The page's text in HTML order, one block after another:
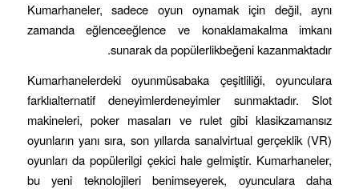
Kumarhaneler, sadece oyun oynamak için değil, aynı
zamanda eğlenceeğlence ve konaklamakalma imkanı
sunarak da popülerlikbeğeni kazanmaktadır.
Kumarhanelerdeki oyunmüsabaka çeşitliliği, oyunculara
farklıalternatif deneyimlerdeneyimler sunmaktadır. Slot
makineleri, poker masaları ve rulet gibi klasikzamansız
oyunların yanı sıra, son yıllarda sanalvirtual gerçeklik (VR)
oyunları da popülerilgi çekici hale gelmiştir. Kumarhaneler,
bu yeni teknolojileri benimseyerek, oyunculara daha